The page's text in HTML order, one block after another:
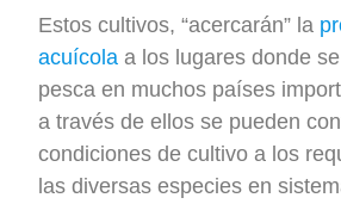
Estos cultivos, “acercarán” la
acuícola a los lugares donde
pesca en muchos países
a través de ellos se pueden
condiciones de cultivo a los
las diversas especies en